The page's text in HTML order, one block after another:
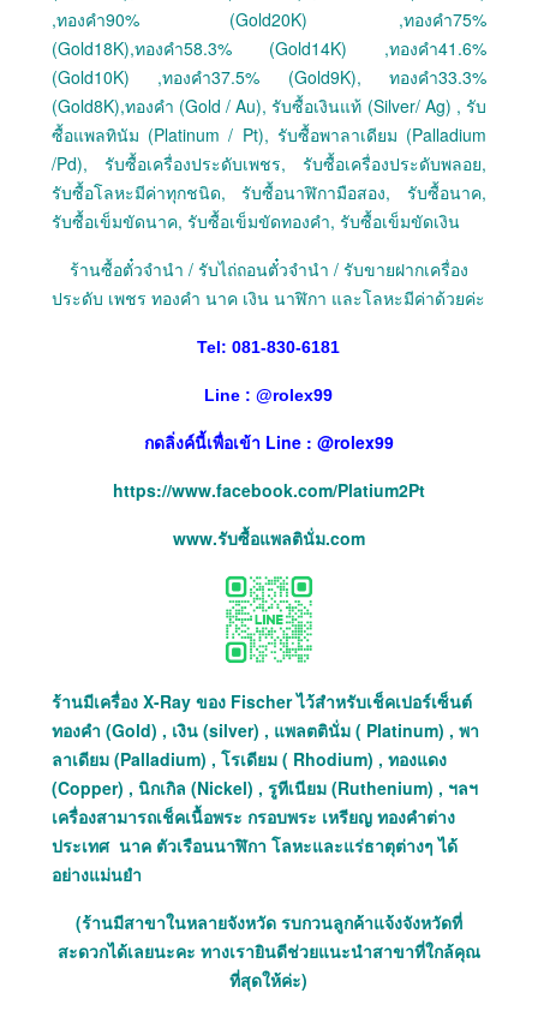
,ทองคำ90% (Gold20K) ,ทองคำ75%
(Gold18K),ทองคำ58.3% (Gold14K) ,ทองคำ41.6%
(Gold10K) ,ทองคำ37.5% (Gold9K), ทองคำ33.3%
(Gold8K),ทองคำ (Gold / Au), รับซื้อเงินแท้ (Silver/ Ag) , รับ
ซื้อแพลทินัม (Platinum / Pt), รับซื้อพาลาเดียม (Palladium
/Pd), รับซื้อเครื่องประดับเพชร, รับซื้อเครื่องประดับพลอย,
รับซื้อโลหะมีค่าทุกชนิด, รับซื้อนาฬิกามือสอง, รับซื้อนาค,
รับซื้อเข็มขัดนาค, รับซื้อเข็มขัดทองคำ, รับซื้อเข็มขัดเงิน
ร้านซื้อตั๋วจำนำ / รับไถ่ถอนตั๋วจำนำ / รับขายฝากเครื่อง
ประดับ เพชร ทองคำ นาค เงิน นาฬิกา และโลหะมีค่าด้วยค่ะ
Tel: 081-830-6181
Line : @rolex99
กดลิ่งค์นี้เพื่อเข้า Line : @rolex99
https://www.facebook.com/Platium2Pt
www.รับซื้อแพลตินั่ม.com
ร้านมีเครื่อง X-Ray ของ Fischer ไว้สำหรับเช็คเปอร์เซ็นต์
ทองคำ (Gold) , เงิน (silver) , แพลตตินั่ม ( Platinum) , พา
ลาเดียม (Palladium) , โรเดียม ( Rhodium) , ทองแดง
(Copper) , นิกเกิล (Nickel) , รูทีเนียม (Ruthenium) , ฯลฯ
เครื่องสามารถเช็คเนื้อพระ กรอบพระ เหรียญ ทองคำต่าง
ประเทศ นาค ตัวเรือนนาฬิกา โลหะและแร่ธาตุต่างๆ ได้
อย่างแม่นยำ
(ร้านมีสาขาในหลายจังหวัด รบกวนลูกค้าแจ้งจังหวัดที่
สะดวกได้เลยนะคะ ทางเรายินดีช่วยแนะนำสาขาที่ใกล้คุณ
ที่สุดให้ค่ะ)